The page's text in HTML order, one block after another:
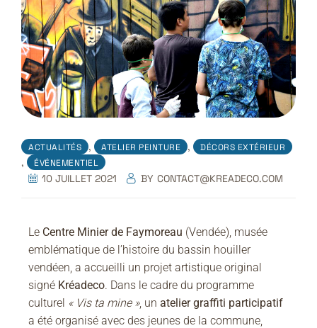
ACTUALITÉS , ATELIER PEINTURE , DÉCORS EXTÉRIEUR
, ÉVÉNEMENTIEL
10 JUILLET 2021 BY CONTACT@KREADECO.COM
Le Centre Minier de Faymoreau (Vendée), musée
emblématique de l’histoire du bassin houiller
vendéen, a accueilli un projet artistique original
signé Kréadeco. Dans le cadre du programme
culturel « Vis ta mine », un atelier graffiti participatif
a été organisé avec des jeunes de la commune,